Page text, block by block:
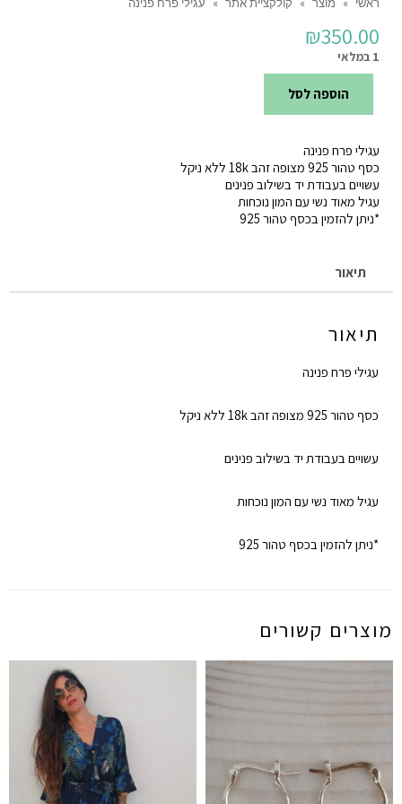
₪350.00
1 במלאי
עגילי
פרח
פנינה
הוספה לסל
עגילי פרח פנינה
כסף טהור 925 מצופה זהב 18k ללא ניקל
עשויים בעבודת יד בשילוב פנינים
עגיל מאוד נשי עם המון נוכחות
*ניתן להזמין בכסף טהור 925
תיאור
תיאור
עגילי פרח פנינה
כסף טהור 925 מצופה זהב 18k ללא ניקל
עשויים בעבודת יד בשילוב פנינים
עגיל מאוד נשי עם המון נוכחות
*ניתן להזמין בכסף טהור 925
מוצרים קשורים